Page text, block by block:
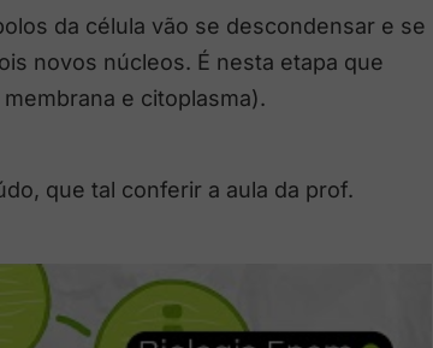
da célula vão se descondensar e se
novos núcleos. É nesta etapa que
e citoplasma).
que tal conferir a aula da prof.